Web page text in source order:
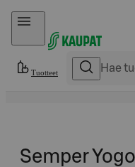
Hyppää sisältöön
Tuotteet
Semper